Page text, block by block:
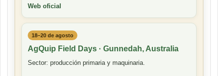
Web oficial
18–20 de agosto
AgQuip Field Days · Gunnedah, Australia
Sector: producción primaria y maquinaria.